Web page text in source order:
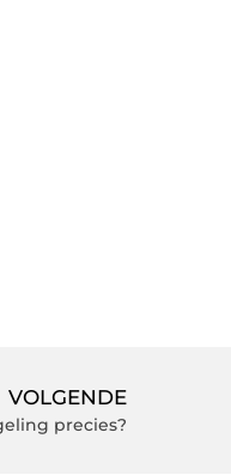
VOLGENDE
precies?